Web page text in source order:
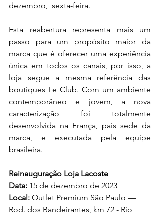
dezembro,  sexta-feira.
Esta reabertura representa mais um
passo para um propósito maior da
marca que é oferecer uma experiência
única em todos os canais, por isso, a
loja segue a mesma referência das
boutiques Le Club. Com um ambiente
contemporâneo e jovem, a nova
caracterização foi totalmente
desenvolvida na França, país sede da
marca, e executada pela equipe
brasileira.
Reinauguração Loja Lacoste
Data: 15 de dezembro de 2023
Local: Outlet Premium São Paulo —
Rod. dos Bandeirantes, km 72 - Rio